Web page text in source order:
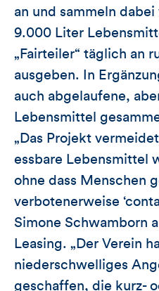
an und sammeln
9.000 Liter
„Fairteiler“ täglich an
ausgeben. In
auch abgelaufene,
Lebensmittel
„Das Projekt
essbare Lebensmittel
ohne dass Menschen
verbotenerweise
Simone Schwamborn
Leasing. „Der Verein
niederschwelliges
geschaffen, die kurz-